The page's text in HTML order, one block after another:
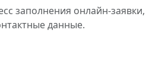
заполнения онлайн-заявки,
данные.